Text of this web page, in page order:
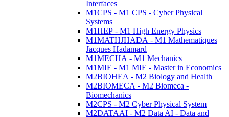
Interfaces
M1CPS - M1 CPS - Cyber Physical
Systems
M1HEP - M1 High Energy Physics
M1MATHJHADA - M1 Mathematiques
Jacques Hadamard
M1MECHA - M1 Mechanics
M1MIE - M1 MIE - Master in Economics
M2BIOHEA - M2 Biology and Health
M2BIOMECA - M2 Biomeca -
Biomechanics
M2CPS - M2 Cyber Physical System
M2DATAAI - M2 Data AI - Data and